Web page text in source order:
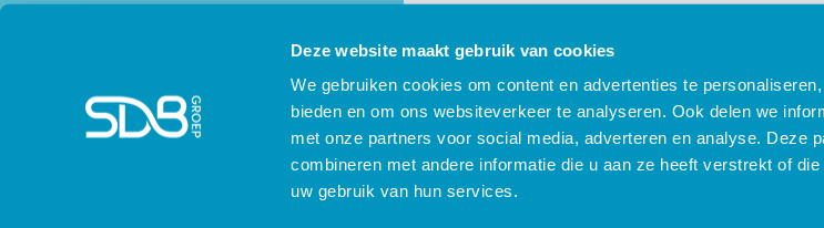
Deze website maakt gebruik van cookies
We gebruiken cookies om content en advertenties te
bieden en om ons websiteverkeer te analyseren. Ook delen we
met onze partners voor social media, adverteren en analyse. Deze
combineren met andere informatie die u aan ze heeft verstrekt of
uw gebruik van hun services.
KVK-nummer: 71577521
Ziekenhuis
Helpende (plus)